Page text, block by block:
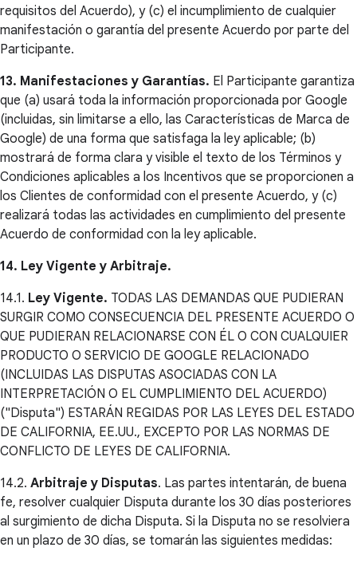
requisitos del Acuerdo), y (c) el incumplimiento de cualquier
manifestación o garantía del presente Acuerdo por parte del
Participante.
13. Manifestaciones y Garantías. El Participante garantiza
que (a) usará toda la información proporcionada por Google
(incluidas, sin limitarse a ello, las Características de Marca de
Google) de una forma que satisfaga la ley aplicable; (b)
mostrará de forma clara y visible el texto de los Términos y
Condiciones aplicables a los Incentivos que se proporcionen a
los Clientes de conformidad con el presente Acuerdo, y (c)
realizará todas las actividades en cumplimiento del presente
Acuerdo de conformidad con la ley aplicable.
14. Ley Vigente y Arbitraje.
14.1. Ley Vigente. TODAS LAS DEMANDAS QUE PUDIERAN
SURGIR COMO CONSECUENCIA DEL PRESENTE ACUERDO O
QUE PUDIERAN RELACIONARSE CON ÉL O CON CUALQUIER
PRODUCTO O SERVICIO DE GOOGLE RELACIONADO
(INCLUIDAS LAS DISPUTAS ASOCIADAS CON LA
INTERPRETACIÓN O EL CUMPLIMIENTO DEL ACUERDO)
("Disputa") ESTARÁN REGIDAS POR LAS LEYES DEL ESTADO
DE CALIFORNIA, EE.UU., EXCEPTO POR LAS NORMAS DE
CONFLICTO DE LEYES DE CALIFORNIA.
14.2. Arbitraje y Disputas. Las partes intentarán, de buena
fe, resolver cualquier Disputa durante los 30 días posteriores
al surgimiento de dicha Disputa. Si la Disputa no se resolviera
en un plazo de 30 días, se tomarán las siguientes medidas: